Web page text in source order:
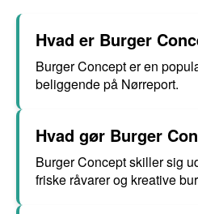
Hvad er Burger
Burger Concept er en
beliggende på Nørreport.
Hvad gør Burger
Burger Concept skiller sig
friske råvarer og kreative